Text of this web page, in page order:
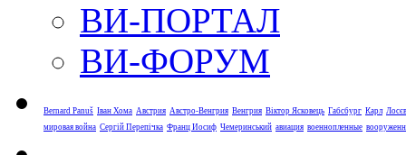
ВИ-ПОРТАЛ
ВИ-ФОРУМ
Bernard Panuš Іван Хома Австрия Австро-Венгрия Венгрия Віктор Ясковець Габсбург Карл Лосєв
мировая война Сергій Перепічка Франц Иосиф Чемеринський авиация военнопленные